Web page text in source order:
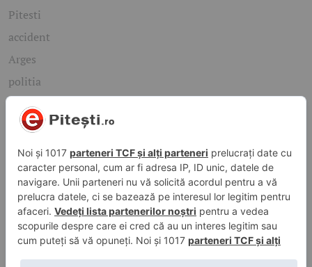
Pitesti
accident
Arges
politia
mioveni
Caută rapid știrile care te interesează
Găsește cele mai recente știri, evenimente și subiecte de
interes din orașul tău. Introdu un cuvânt-cheie și descoperă
informațiile de care ai nevoie!
Caută